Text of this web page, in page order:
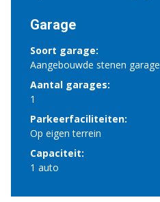
Garage
Soort garage:
Aangebouwde stenen garage
Aantal garages:
1
Parkeerfaciliteiten:
Op eigen terrein
Capaciteit:
1 auto